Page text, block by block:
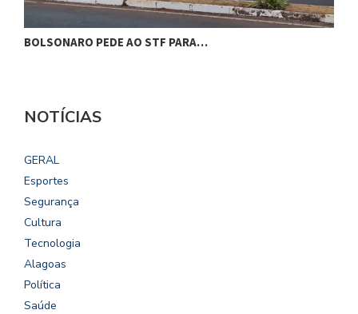
BOLSONARO PEDE AO STF PARA…
NOTÍCIAS
GERAL
Esportes
Segurança
Cultura
Tecnologia
Alagoas
Política
Saúde